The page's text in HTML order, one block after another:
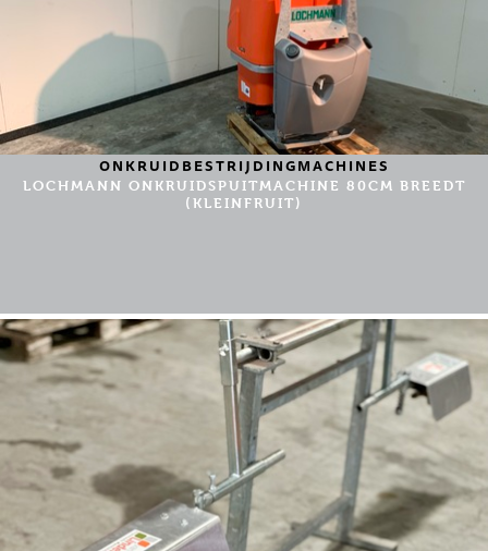
ONKRUIDBESTRIJDINGMACHINES
LOCHMANN ONKRUIDSPUITMACHINE 80CM BREEDT
(KLEINFRUIT)